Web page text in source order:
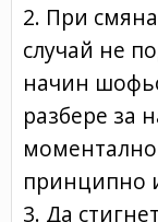
2. При
случай не
начин
разбере за
принципно
3. Да